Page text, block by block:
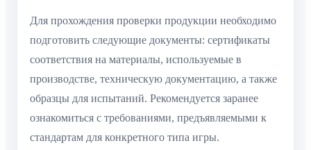
Для прохождения проверки продукции необходимо
подготовить следующие документы: сертификаты
соответствия на материалы, используемые в
производстве, техническую документацию, а также
образцы для испытаний. Рекомендуется заранее
ознакомиться с требованиями, предъявляемыми к
стандартам для конкретного типа игры.